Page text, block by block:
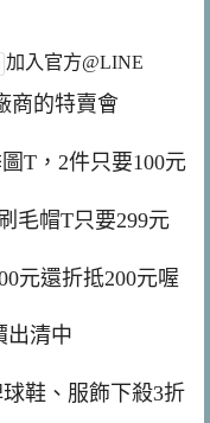
加入官方@LINE
商的特賣會
T，2件只要100元
毛帽T只要299元
元還折抵200元喔
出清中
鞋、服飾下殺3折